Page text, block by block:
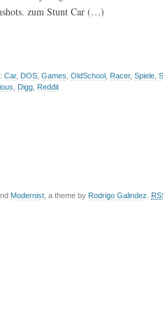
zum Stunt Car (…)
Car, DOS, Games, OldSchool , Racer, Spiele,
, Digg, Reddit
Modernist, a theme by Rodrigo Galindez.